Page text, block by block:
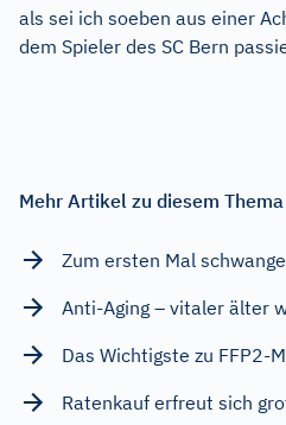
als sei ich soeben aus einer
dem Spieler des SC Bern
Mehr Artikel zu diesem Thema
Zum ersten Mal
Anti-Aging – vitaler älter
Das Wichtigste zu FFP2-
Ratenkauf erfreut sich